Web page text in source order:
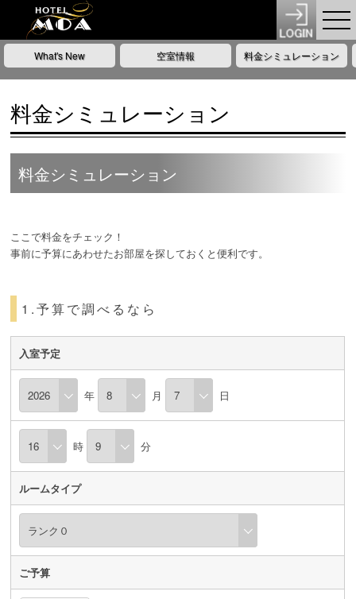
What's New 空室情報 料金シミュレーション
料金シミュレーション
料金シミュレーション
ここで料金をチェック！
事前に予算にあわせたお部屋を探しておくと便利です。
1.予算で調べるなら
入室予定
年 月 日
時 分
ルームタイプ
ご予算